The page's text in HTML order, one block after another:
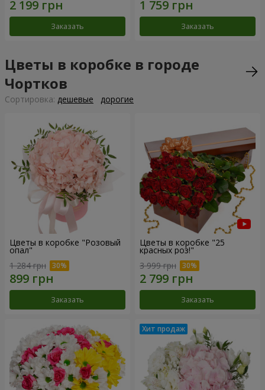
Заказать Заказать
Цветы в коробке в городе
Чортков
Cортировка: дешевые дорогие
Цветы в коробке "Розовый
опал"
1 284 грн
Заказать
Цветы в коробке "25
красных роз!"
3 999 грн
Заказать